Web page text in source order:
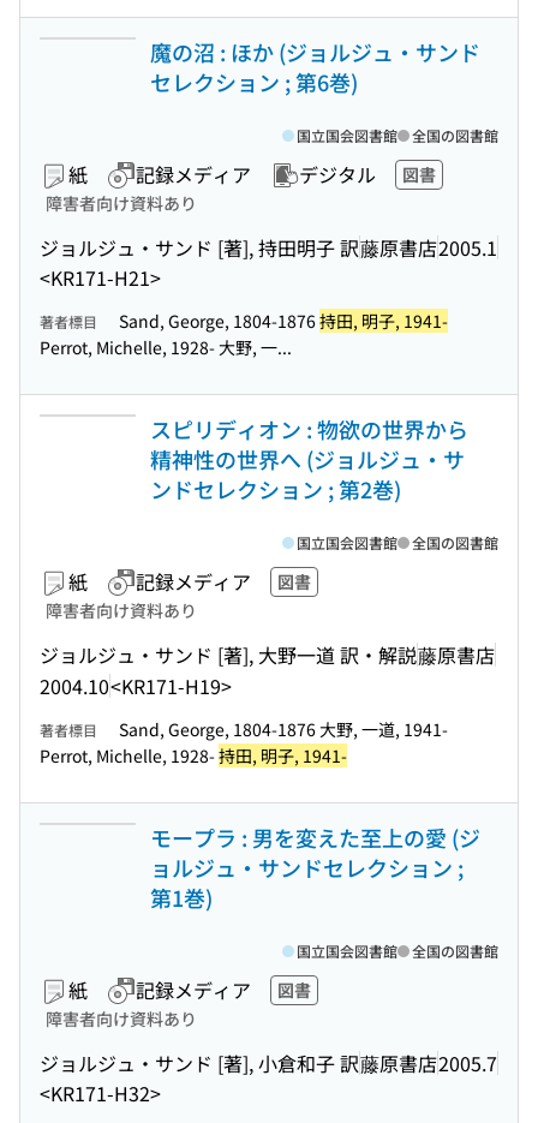
魔の沼 : ほか (ジョルジュ・サンド
セレクション ; 第6巻)
紙 記録メディア デジタル
図書
障害者向け資料あり
ジョルジュ・サンド [著], 持田明子 訳藤原書店2005.1
<KR171-H21>
国立国会図書館 全国の図書館
著者標目 Sand, George, 1804-1876持田, 明子, 1941-
Perrot, Michelle, 1928- 大野, 一...
スピリディオン : 物欲の世界から
精神性の世界へ (ジョルジュ・サ
ンドセレクション ; 第2巻)
紙 記録メディア
図書
障害者向け資料あり
ジョルジュ・サンド [著], 大野一道 訳・解説藤原書店
2004.10<KR171-H19>
国立国会図書館 全国の図書館
著者標目
Sand, George, 1804-1876 大野, 一道, 1941-
Perrot, Michelle, 1928-持田, 明子, 1941-
モープラ : 男を変えた至上の愛 (ジ
ョルジュ・サンドセレクション ;
第1巻)
紙 記録メディア
図書
障害者向け資料あり
ジョルジュ・サンド [著], 小倉和子 訳藤原書店2005.7
<KR171-H32>
国立国会図書館 全国の図書館